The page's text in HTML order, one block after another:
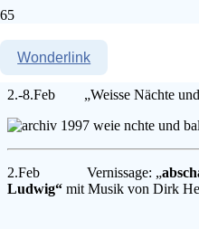
Wonderlink
2.-8.Feb „Weisse Nächte und
2.Feb Vernissage: „
Ludwig“ mit Musik von Dirk